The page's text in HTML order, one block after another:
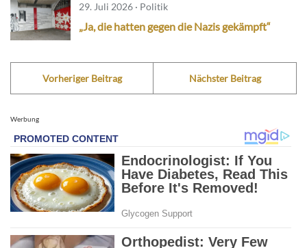
29. Juli 2026 · Politik
„Ja, die hatten gegen die Nazis gekämpft“
Vorheriger Beitrag Nächster Beitrag
Werbung